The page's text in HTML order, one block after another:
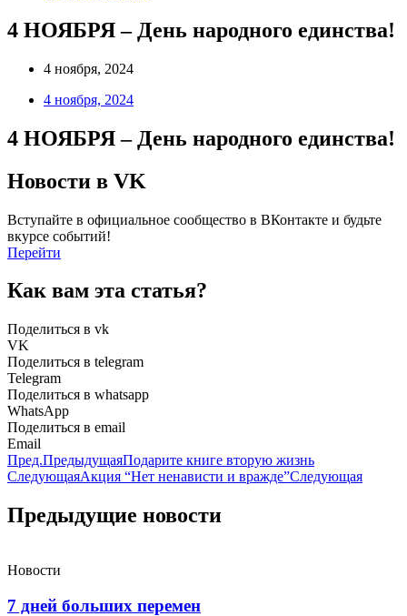
4 НОЯБРЯ – День народного единства!
4 ноября, 2024
4 ноября, 2024
4 НОЯБРЯ – День народного единства!
Новости в VK
Вступайте в официальное сообщество в ВКонтакте и будьте
вкурсе событий!
Перейти
Как вам эта статья?
Поделиться в vk
VK
Поделиться в telegram
Telegram
Поделиться в whatsapp
WhatsApp
Поделиться в email
Email
Пред.ПредыдущаяПодарите книге вторую жизнь
СледующаяАкция “Нет ненависти и вражде”Следующая
Предыдущие новости
Новости
7 дней больших перемен